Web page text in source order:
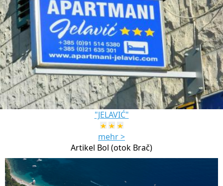
"JELAVIĆ"
mehr >
Artikel Bol (otok Brač)